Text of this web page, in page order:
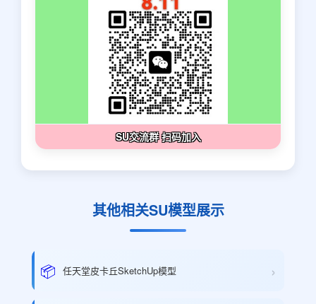
SU交流群 扫码加入
其他相关SU模型展示
📦 任天堂皮卡丘SketchUp模型 ›